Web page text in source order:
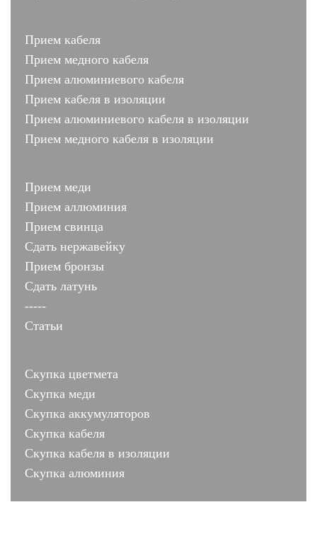
Прием кабеля
Прием медного кабеля
Прием алюминиевого кабеля
Прием кабеля в изоляции
Прием алюминиевого кабеля в изоляции
Прием медного кабеля в изоляции
Прием меди
Прием аллюминия
Прием свинца
Сдать нержавейку
Прием бронзы
Сдать латунь
-----
Статьи
Скупка цветмета
Скупка меди
Скупка аккумуляторов
Скупка кабеля
Скупка кабеля в изоляции
Скупка алюминия